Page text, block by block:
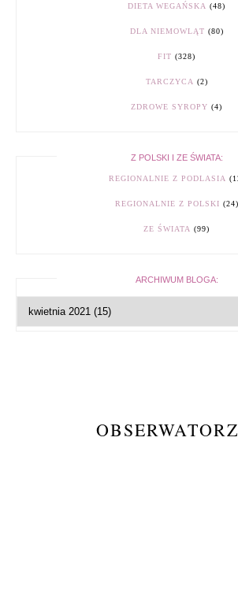
DIETA WEGAŃSKA (48)
DLA NIEMOWLĄT (80)
FIT (328)
TARCZYCA (2)
ZDROWE SYROPY (4)
Z POLSKI I ZE ŚWIATA:
REGIONALNIE Z PODLASIA
REGIONALNIE Z POLSKI (24)
ZE ŚWIATA (99)
ARCHIWUM BLOGA: